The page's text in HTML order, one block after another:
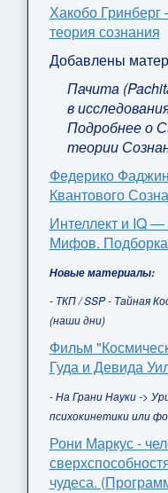
Хакобо
теория сознания
Добавлены
Пачита
в
Подробнее о
теории
Федерико
Квантового
Интеллект и IQ
Мифов.
Новые материалы:
- ТКП / SSP - Тайная
(наши дни)
Фильм
Гуда и Девида
- На Грани Науки ->
психокинетики или
Рони Маркус -
чудеса.